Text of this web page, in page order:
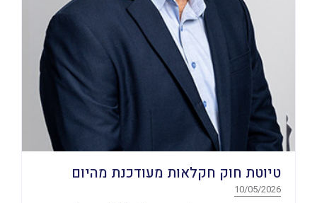
טיוטת חוק חקלאות מעודכנת מהיום
10/05/2026